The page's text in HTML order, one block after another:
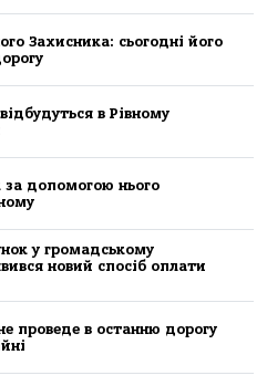
Захисника: сьогодні його
в Рівному
за допомогою нього
у громадському
новий спосіб оплати
проведе в останню дорогу